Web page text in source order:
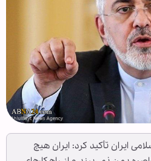
ایران تأکید کرد: ایران هیچ